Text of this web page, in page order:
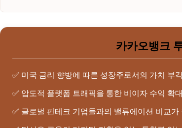
카카오뱅크
✅ 미국 금리 향방에 따른 성장주로서의 가치 부
✅ 압도적 플랫폼 트래픽을 통한 비이자 수익 확
✅ 글로벌 핀테크 기업들과의 밸류에이션 비교가